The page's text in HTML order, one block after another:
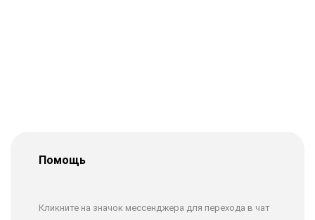
Помощь
Кликните на значок мессенджера для перехода в чат